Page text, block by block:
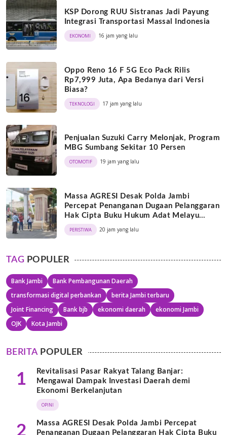
KSP Dorong RUU Sistranas Jadi Payung
Integrasi Transportasi Massal Indonesia
EKONOMI 16 jam yang lalu
Oppo Reno 16 F 5G Eco Pack Rilis
Rp7,999 Juta, Apa Bedanya dari Versi
Biasa?
TEKNOLOGI 17 jam yang lalu
Penjualan Suzuki Carry Melonjak, Program
MBG Sumbang Sekitar 10 Persen
OTOMOTIF 19 jam yang lalu
Massa AGRESI Desak Polda Jambi
Percepat Penanganan Dugaan Pelanggaran
Hak Cipta Buku Hukum Adat Melayu
Jambi
PERISTIWA 20 jam yang lalu
TAG POPULER
Bank Jambi
Bank Pembangunan Daerah
transformasi digital perbankan
berita Jambi terbaru
Joint Financing
Bank bjb ekonomi daerah
ekonomi Jambi
OJK
Kota Jambi
BERITAPOPULER
1
Revitalisasi Pasar Rakyat Talang Banjar:
Mengawal Dampak Investasi Daerah demi
Ekonomi Berkelanjutan
OPINI
2
Massa AGRESI Desak Polda Jambi Percepat
Penanganan Dugaan Pelanggaran Hak Cipta Buku